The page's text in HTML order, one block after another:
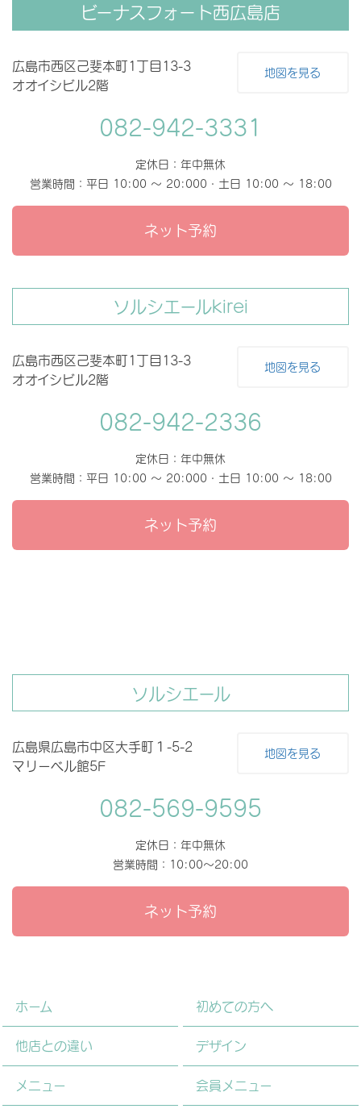
ビーナスフォート西広島店
広島市西区己斐本町1丁目13-3
オオイシビル2階
地図を見る
082-942-3331
定休日：年中無休
営業時間：平日 10:00 〜 20:000・土日 10:00 〜 18:00
ネット予約
ソルシエールkirei
広島市西区己斐本町1丁目13-3
オオイシビル2階
地図を見る
082-942-2336
定休日：年中無休
営業時間：平日 10:00 〜 20:000・土日 10:00 〜 18:00
ネット予約
ソルシエール
広島県広島市中区大手町１-5-2
マリーベル館5F
地図を見る
082-569-9595
定休日：年中無休
営業時間：10:00～20:00
ネット予約
ホーム 初めての方へ
他店との違い デザイン
メニュー 会員メニュー